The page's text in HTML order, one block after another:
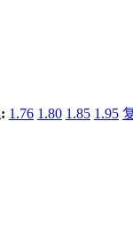
1.76 1.80 1.85 1.95